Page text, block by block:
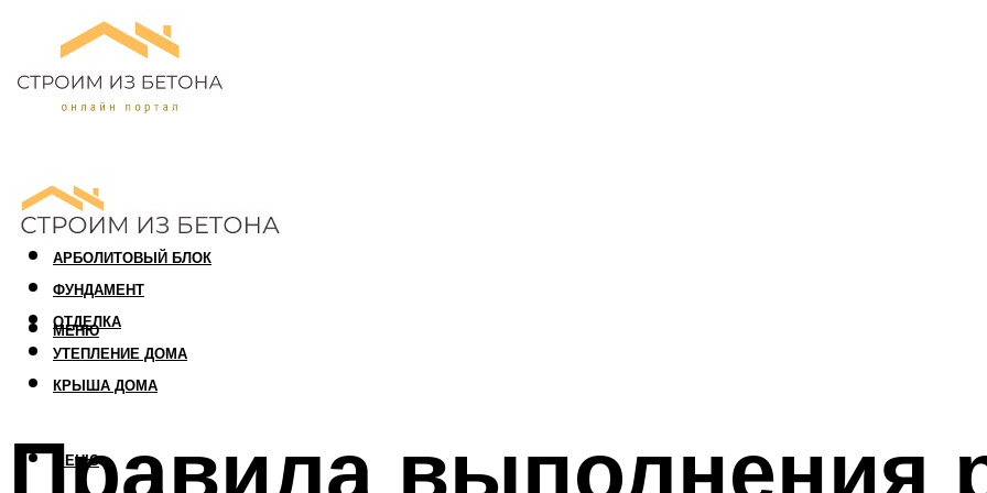
ПЕНОБЛОК
ГАЗОБЛОК
АРБОЛИТОВЫЙ БЛОК
ФУНДАМЕНТ
ОТДЕЛКА
УТЕПЛЕНИЕ ДОМА
КРЫША ДОМА
МЕНЮ
МЕНЮ
Правила выполнения